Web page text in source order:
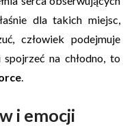
dla takich miejsc,
człowiek podejmuje
na chłodno, to
.
i emocji